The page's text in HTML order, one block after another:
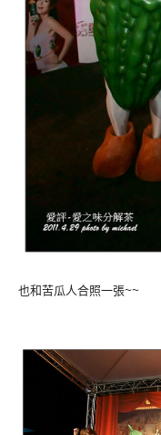
也和苦瓜人合照一張~~